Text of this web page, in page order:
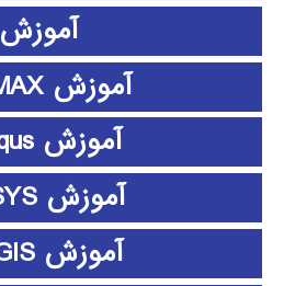
آموزش
آموزش 3D MAX
آموزش abaqus
آموزش ANSYS
آموزش ArcGIS